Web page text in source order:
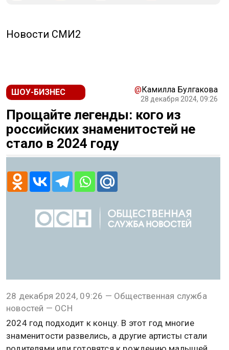
Новости СМИ2
ШОУ-БИЗНЕС @Камилла Булгакова
28 декабря 2024, 09:26
Прощайте легенды: кого из
российских знаменитостей не
стало в 2024 году
28 декабря 2024, 09:26 — Общественная служба
новостей — ОСН
2024 год подходит к концу. В этот год многие
знаменитости развелись, а другие артисты стали